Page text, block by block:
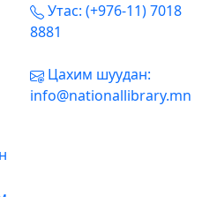
Утас: (+976-11) 7018
8881
Цахим шуудан:
info@nationallibrary.mn